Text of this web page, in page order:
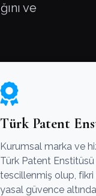
ve
Türk Patent
Kurumsal marka ve
Türk Patent Enstitüsü
tescillenmiş olup, fikri
yasal güvence